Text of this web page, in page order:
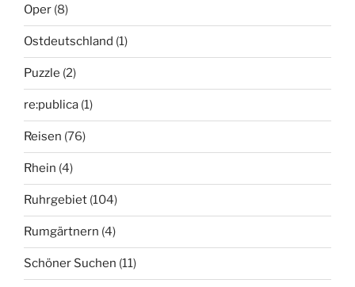
Oper (8)
Ostdeutschland (1)
Puzzle (2)
re:publica (1)
Reisen (76)
Rhein (4)
Ruhrgebiet (104)
Rumgärtnern (4)
Schöner Suchen (11)